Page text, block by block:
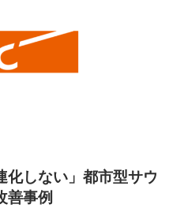
化しない」都市型サウ
善事例